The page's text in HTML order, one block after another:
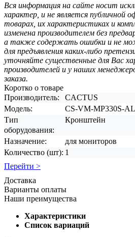
Вся информация на сайте носит
характер, и не является публичной
товарах, их характеристиках и
изменена производителем без
а также содержать ошибки и не
для предъявления каких-либо
уточняйте существенные для Вас
производителей и у наших
заказа.
Коротко о товаре
Производитель:
CACTUS
Модель:
CS-VM-MP330S-AL
Тип
оборудования:
Кронштейн
Назначение:
для мониторов
Количество (шт): 1
Перейти >
Доставка
Варианты оплаты
Наши преимущества
Характеристики
Список вариаций